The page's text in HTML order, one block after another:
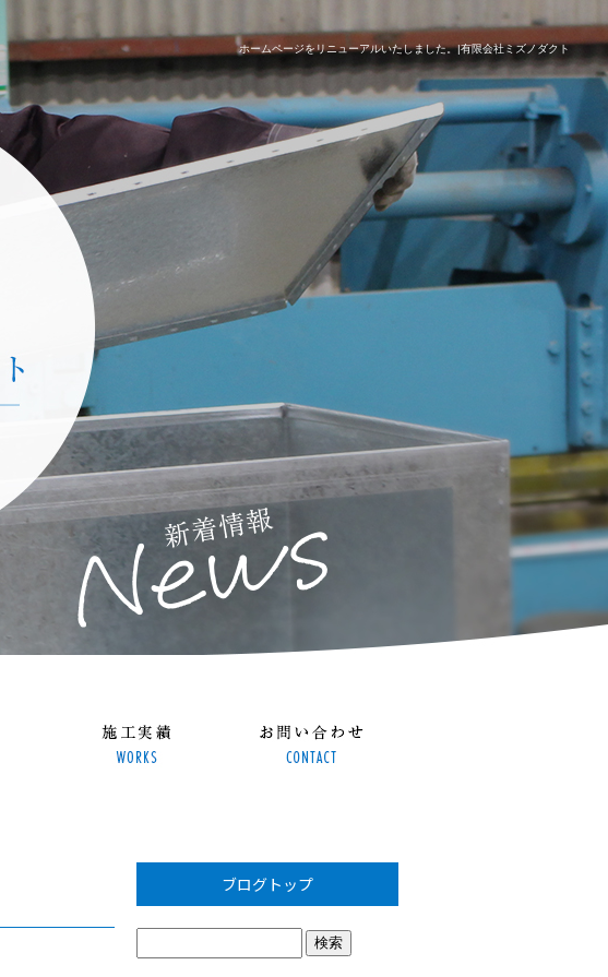
ホームページをリニューアルいたしました。|有限会社ミズノダクト
ブログトップ